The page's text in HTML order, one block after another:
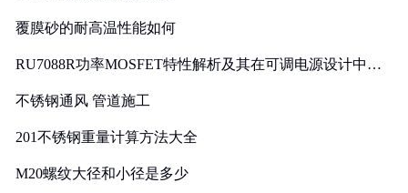
覆膜砂的耐高温性能如何
RU7088R功率MOSFET特性解析及其在可调电源设计中的
不锈钢通风 管道施工
201不锈钢重量计算方法大全
M20螺纹大径和小径是多少